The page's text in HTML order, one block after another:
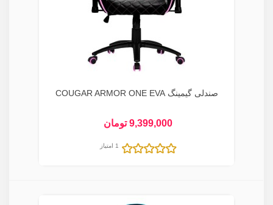
صندلی گیمینگ COUGAR ARMOR ONE EVA
9,399,000 تومان
1 امتیاز